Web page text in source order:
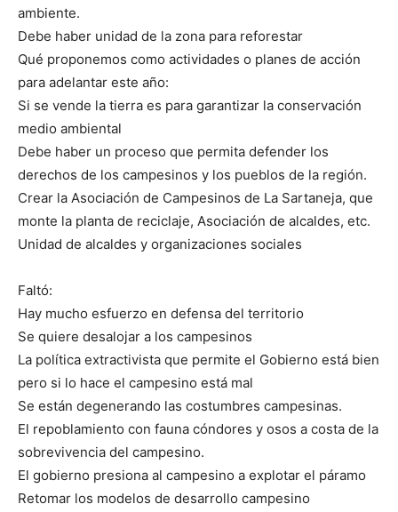
ambiente.
Debe haber unidad de la zona para reforestar
Qué proponemos como actividades o planes de acción
para adelantar este año:
Si se vende la tierra es para garantizar la conservación
medio ambiental
Debe haber un proceso que permita defender los
derechos de los campesinos y los pueblos de la región.
Crear la Asociación de Campesinos de La Sartaneja, que
monte la planta de reciclaje, Asociación de alcaldes, etc.
Unidad de alcaldes y organizaciones sociales
Faltó:
Hay mucho esfuerzo en defensa del territorio
Se quiere desalojar a los campesinos
La política extractivista que permite el Gobierno está bien
pero si lo hace el campesino está mal
Se están degenerando las costumbres campesinas.
El repoblamiento con fauna cóndores y osos a costa de la
sobrevivencia del campesino.
El gobierno presiona al campesino a explotar el páramo
Retomar los modelos de desarrollo campesino